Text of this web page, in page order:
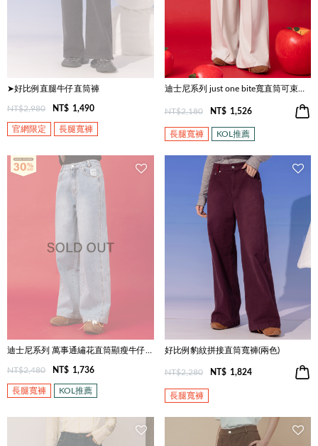
➤好比例直腿牛仔直筒褲
NT$2,980 NT$ 1,490
官網限定 長腿寬褲
迪士尼系列 just one bite寬直筒可束口長褲(兩色)
NT$2,180 NT$ 1,526
長腿寬褲 KOL推薦
迪士尼系列 萬事通繡花直筒顯瘦牛仔褲(兩色)
NT$2,480 NT$ 1,736
長腿寬褲 KOL推薦
好比例豹紋拼接直筒寬褲(兩色)
NT$2,280 NT$ 1,824
長腿寬褲